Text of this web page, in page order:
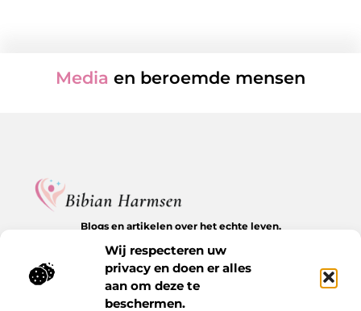
Wij respecteren uw
privacy en doen er alles
aan om deze te
beschermen.
Media en beroemde mensen
Blogs en artikelen over het echte leven.
waardevolle inzichten op BibianHarmsen.nl.
Bericht categorie